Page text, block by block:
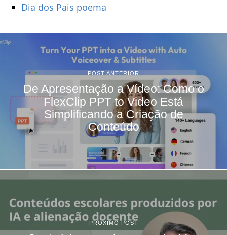
Dia dos Pais poema
POST ANTERIOR
De Apresentação a Vídeo: Como o
FlexClip PPT to Video Está
Simplificando a Criação de
Conteúdo
PRÓXIMO POST